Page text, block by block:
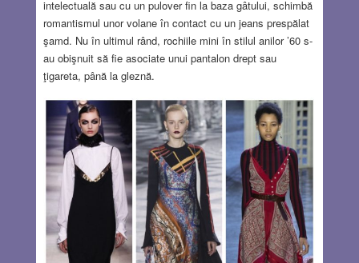
intelectuală sau cu un pulover fin la baza gâtului, schimbă
romantismul unor volane în contact cu un jeans prespălat
şamd. Nu în ultimul rând, rochiile mini în stilul anilor ’60 s-
au obişnuit să fie asociate unui pantalon drept sau
ţigareta, până la gleznă.